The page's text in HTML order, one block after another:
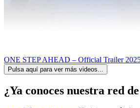
ONE STEP AHEAD – Official Trailer
Pulsa aquí para ver más videos...
¿Ya conoces nuestra red